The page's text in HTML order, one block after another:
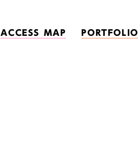
ACCESS MAP PORTFOLIO